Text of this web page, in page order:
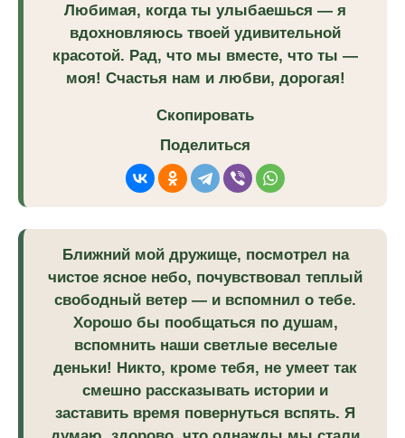
Любимая, когда ты улыбаешься — я
вдохновляюсь твоей удивительной
красотой. Рад, что мы вместе, что ты —
моя! Счастья нам и любви, дорогая!
Скопировать
Поделиться
Ближний мой дружище, посмотрел на
чистое ясное небо, почувствовал теплый
свободный ветер — и вспомнил о тебе.
Хорошо бы пообщаться по душам,
вспомнить наши светлые веселые
деньки! Никто, кроме тебя, не умеет так
смешно рассказывать истории и
заставить время повернуться вспять. Я